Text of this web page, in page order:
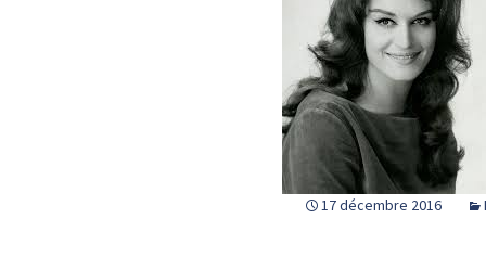
17 décembre 2016